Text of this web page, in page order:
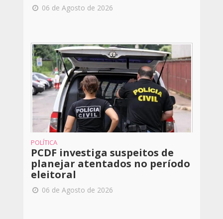
06 de Agosto de 2026
POLÍTICA
PCDF investiga suspeitos de
planejar atentados no período
eleitoral
06 de Agosto de 2026